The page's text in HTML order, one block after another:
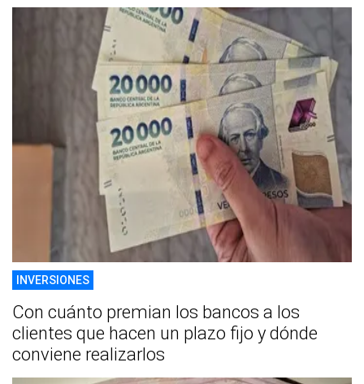
INVERSIONES
Con cuánto premian los bancos a los
clientes que hacen un plazo fijo y dónde
conviene realizarlos